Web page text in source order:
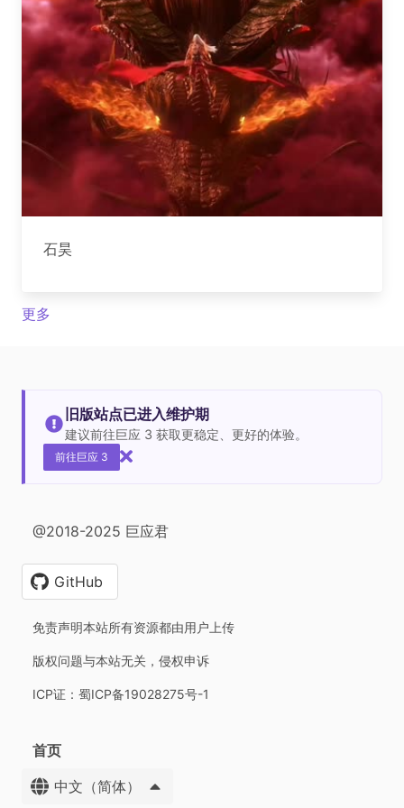
石昊
更多
旧版站点已进入维护期
建议前往巨应 3 获取更稳定、更好的体验。
前往巨应 3
@2018-2025 巨应君
GitHub
免责声明本站所有资源都由用户上传
版权问题与本站无关，侵权申诉
ICP证：蜀ICP备19028275号-1
首页
中文（简体）